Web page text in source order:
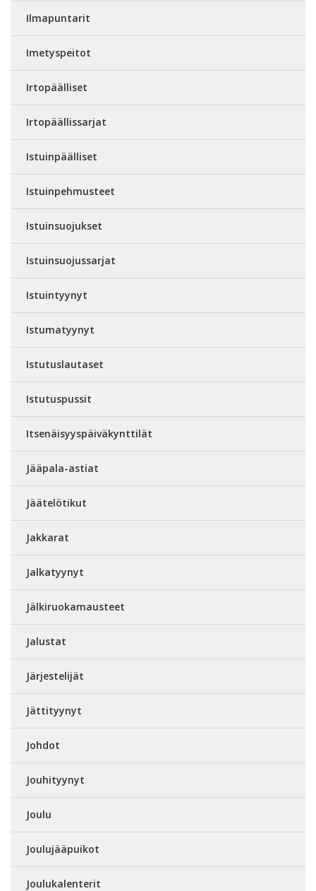
Ilmapuntarit
Imetyspeitot
Irtopäälliset
Irtopäällissarjat
Istuinpäälliset
Istuinpehmusteet
Istuinsuojukset
Istuinsuojussarjat
Istuintyynyt
Istumatyynyt
Istutuslautaset
Istutuspussit
Itsenäisyyspäiväkynttilät
Jääpala-astiat
Jäätelötikut
Jakkarat
Jalkatyynyt
Jälkiruokamausteet
Jalustat
Järjestelijät
Jättityynyt
Johdot
Jouhityynyt
Joulu
Joulujääpuikot
Joulukalenterit